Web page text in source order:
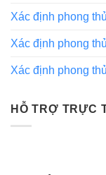
Xác định phong
Xác định phong
Xác định phong
HỖ TRỢ TRỰC